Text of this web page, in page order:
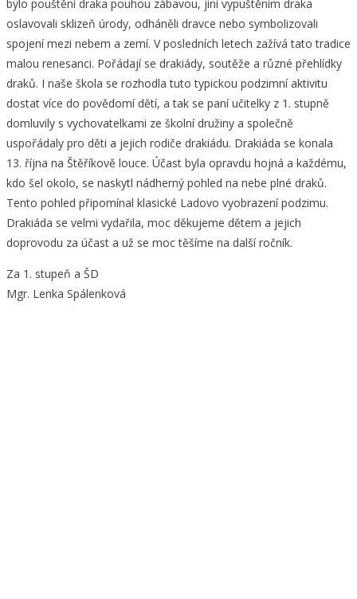
bylo pouštění draka pouhou zábavou, jiní vypuštěním draka
oslavovali sklizeň úrody, odháněli dravce nebo symbolizovali
spojení mezi nebem a zemí. V posledních letech zažívá tato tradice
malou renesanci. Pořádají se drakiády, soutěže a různé přehlídky
draků. I naše škola se rozhodla tuto typickou podzimní aktivitu
dostat více do povědomí dětí, a tak se paní učitelky z 1. stupně
domluvily s vychovatelkami ze školní družiny a společně
uspořádaly pro děti a jejich rodiče drakiádu. Drakiáda se konala
13. října na Štěříkově louce. Účast byla opravdu hojná a každému,
kdo šel okolo, se naskytl nádherný pohled na nebe plné draků.
Tento pohled připomínal klasické Ladovo vyobrazení podzimu.
Drakiáda se velmi vydařila, moc děkujeme dětem a jejich
doprovodu za účast a už se moc těšíme na další ročník.
Za 1. stupeň a ŠD
Mgr. Lenka Spálenková